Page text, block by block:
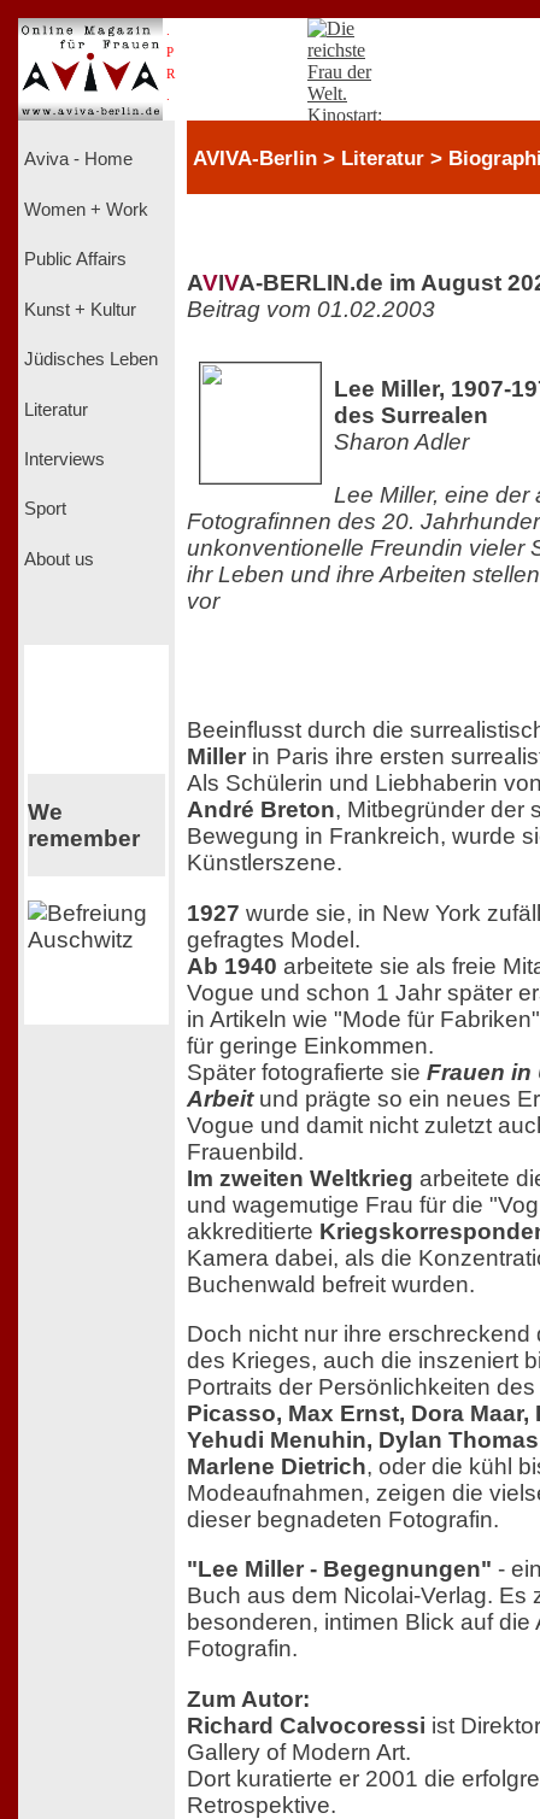
P
R
Aviva - Home
Women + Work
Public Affairs
Kunst + Kultur
Jüdisches Leben
Literatur
Interviews
Sport
About us
We
remember
AVIVA-Berlin > Literatur >
AVIVA-BERLIN.de im August
Beitrag vom 01.02.2003
Lee Miller, 1907-
des Surrealen
Sharon Adler
Lee Miller, eine der
Fotografinnen des 20.
unkonventionelle Freundin vieler
ihr Leben und ihre Arbeiten
vor
Beeinflusst durch die
Miller in Paris ihre ersten
Als Schülerin und Liebhaberin
André Breton, Mitbegründer der
Bewegung in Frankreich, wurde
Künstlerszene.
1927 wurde sie, in New York
gefragtes Model.
Ab 1940 arbeitete sie als freie
Vogue und schon 1 Jahr später
in Artikeln wie "Mode für
für geringe Einkommen.
Später fotografierte sie Frauen in
Arbeitund prägte so ein neues
Vogue und damit nicht zuletzt
Frauenbild.
Im zweiten Weltkrieg arbeitete
und wagemutige Frau für die
akkreditierte
Kamera dabei, als die
Buchenwald befreit wurden.
Doch nicht nur ihre erschreckend
des Krieges, auch die inszeniert
Portraits der Persönlichkeiten
Picasso, Max Ernst, Dora
Yehudi Menuhin, Dylan
Marlene Dietrich, oder die kühl
Modeaufnahmen, zeigen die
dieser begnadeten Fotografin.
"Lee Miller - Begegnungen" -
Buch aus dem Nicolai-Verlag. Es
besonderen, intimen Blick auf die
Fotografin.
Zum Autor:
Richard Calvocoressi ist
Gallery of Modern Art.
Dort kuratierte er 2001 die
Retrospektive.